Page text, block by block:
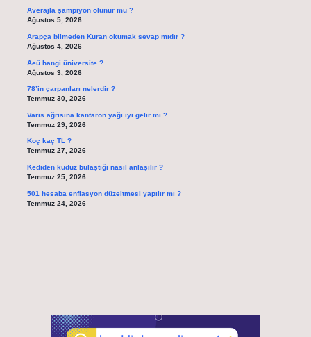
Averajla şampiyon olunur mu ?
Ağustos 5, 2026
Arapça bilmeden Kuran okumak sevap mıdır ?
Ağustos 4, 2026
Aeü hangi üniversite ?
Ağustos 3, 2026
78’in çarpanları nelerdir ?
Temmuz 30, 2026
Varis ağrısına kantaron yağı iyi gelir mi ?
Temmuz 29, 2026
Koç kaç TL ?
Temmuz 27, 2026
Kediden kuduz bulaştığı nasıl anlaşılır ?
Temmuz 25, 2026
501 hesaba enflasyon düzeltmesi yapılır mı ?
Temmuz 24, 2026